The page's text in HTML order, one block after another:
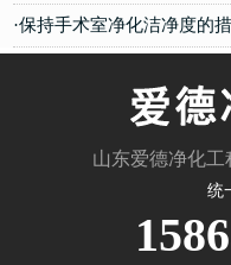
·保持手术室净化洁净度的
山东爱德净化
统